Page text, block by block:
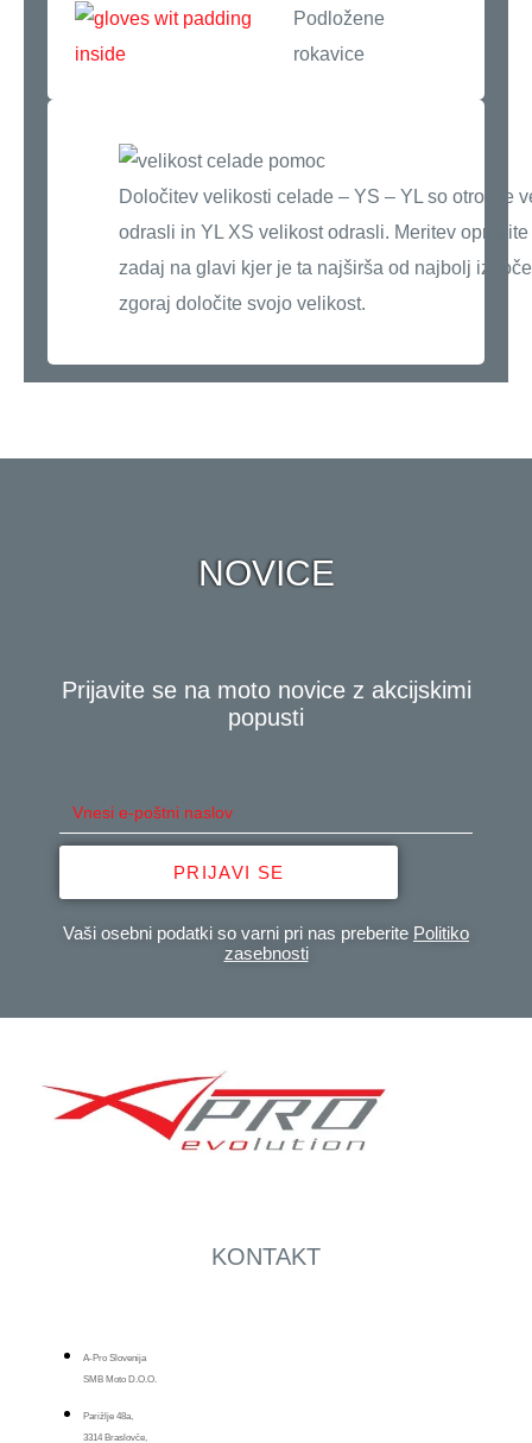
Podložene
rokavice
Določitev velikosti celade – YS – YL so otroške
odrasli in YL XS velikost odrasli. Meritev
zadaj na glavi kjer je ta najširša od najbolj
zgoraj določite svojo velikost.
NOVICE
Prijavite se na moto novice z akcijskimi
popusti
PRIJAVI SE
Vaši osebni podatki so varni pri nas preberite Politiko
zasebnosti
KONTAKT
A-Pro Slovenija
SMB Moto D.o.o.
Parižlje 48a,
3314 Braslovče,